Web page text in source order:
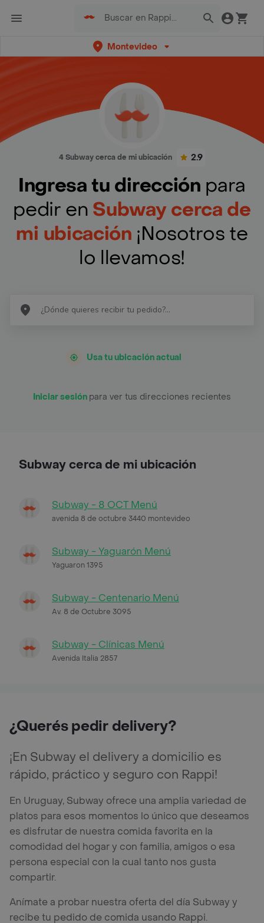
Montevideo
4 Subway cerca de mi ubicación 2.9
Ingresa tu dirección para
pedir en Subway cerca de
mi ubicación ¡Nosotros te
lo llevamos!
Usa tu ubicación actual
Iniciar sesión para ver tus direcciones recientes
Subway cerca de mi ubicación
Subway - 8 OCT Menú
avenida 8 de octubre 3440 montevideo
Subway - Yaguarón Menú
Yaguaron 1395
Subway - Centenario Menú
Av. 8 de Octubre 3095
Subway - Clínicas Menú
Avenida Italia 2857
¿Querés pedir delivery?
¡En Subway el delivery a domicilio es
rápido, práctico y seguro con Rappi!
En Uruguay, Subway ofrece una amplia variedad de
platos para esos momentos lo único que deseamos
es disfrutar de nuestra comida favorita en la
comodidad del hogar y con familia, amigos o esa
persona especial con la cual tanto nos gusta
compartir.
Anímate a probar nuestra oferta del día Subway y
recibe tu pedido de comida usando Rappi.